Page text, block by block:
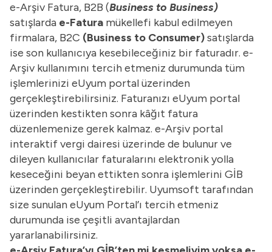
e-Arşiv Fatura, B2B (Business to Business)
satışlarda e-Fatura mükellefi kabul edilmeyen
firmalara, B2C (Business to Consumer)satışlarda
ise son kullanıcıya kesebileceğiniz bir faturadır. e-
Arşiv kullanımını tercih etmeniz durumunda tüm
işlemlerinizi eUyum portal üzerinden
gerçekleştirebilirsiniz. Faturanızı eUyum portal
üzerinden kestikten sonra kâğıt fatura
düzenlemenize gerek kalmaz. e-Arşiv portal
interaktif vergi dairesi üzerinde de bulunur ve
dileyen kullanıcılar faturalarını elektronik yolla
keseceğini beyan ettikten sonra işlemlerini GİB
üzerinden gerçekleştirebilir. Uyumsoft tarafından
size sunulan eUyum Portal’ı tercih etmeniz
durumunda ise çeşitli avantajlardan
yararlanabilirsiniz.